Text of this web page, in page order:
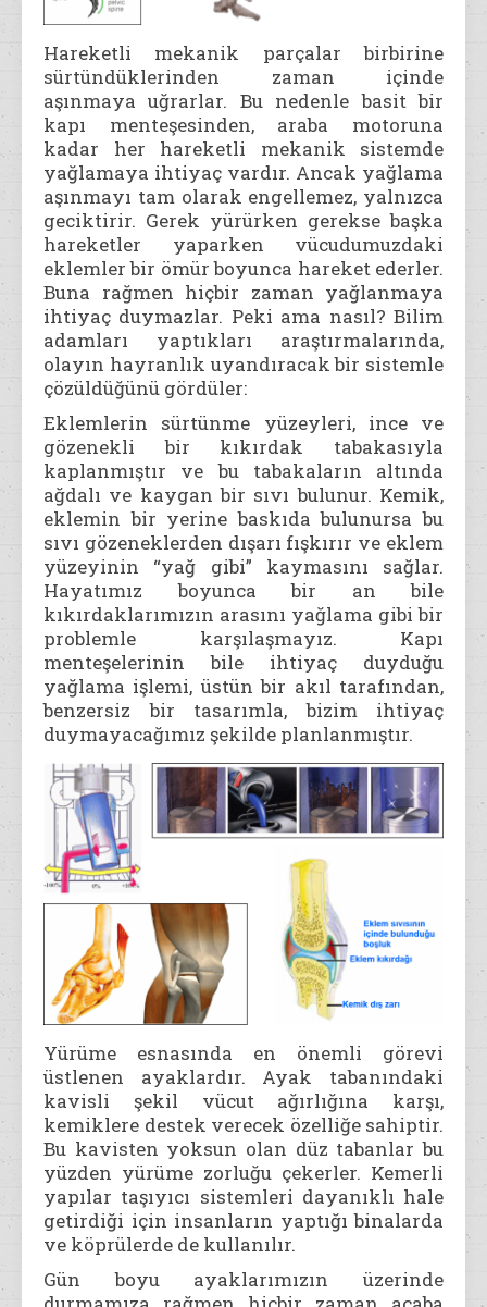
Hareketli mekanik parçalar birbirine
sürtündüklerinden zaman içinde
aşınmaya uğrarlar. Bu nedenle basit bir
kapı menteşesinden, araba motoruna
kadar her hareketli mekanik sistemde
yağlamaya ihtiyaç vardır. Ancak yağlama
aşınmayı tam olarak engellemez, yalnızca
geciktirir. Gerek yürürken gerekse başka
hareketler yaparken vücudumuzdaki
eklemler bir ömür boyunca hareket ederler.
Buna rağmen hiçbir zaman yağlanmaya
ihtiyaç duymazlar. Peki ama nasıl? Bilim
adamları yaptıkları araştırmalarında,
olayın hayranlık uyandıracak bir sistemle
çözüldüğünü gördüler:
Eklemlerin sürtünme yüzeyleri, ince ve
gözenekli bir kıkırdak tabakasıyla
kaplanmıştır ve bu tabakaların altında
ağdalı ve kaygan bir sıvı bulunur. Kemik,
eklemin bir yerine baskıda bulunursa bu
sıvı gözeneklerden dışarı fışkırır ve eklem
yüzeyinin “yağ gibi” kaymasını sağlar.
Hayatımız boyunca bir an bile
kıkırdaklarımızın arasını yağlama gibi bir
problemle karşılaşmayız. Kapı
menteşelerinin bile ihtiyaç duyduğu
yağlama işlemi, üstün bir akıl tarafından,
benzersiz bir tasarımla, bizim ihtiyaç
duymayacağımız şekilde planlanmıştır.
Yürüme esnasında en önemli görevi
üstlenen ayaklardır. Ayak tabanındaki
kavisli şekil vücut ağırlığına karşı,
kemiklere destek verecek özelliğe sahiptir.
Bu kavisten yoksun olan düz tabanlar bu
yüzden yürüme zorluğu çekerler. Kemerli
yapılar taşıyıcı sistemleri dayanıklı hale
getirdiği için insanların yaptığı binalarda
ve köprülerde de kullanılır.
Gün boyu ayaklarımızın üzerinde